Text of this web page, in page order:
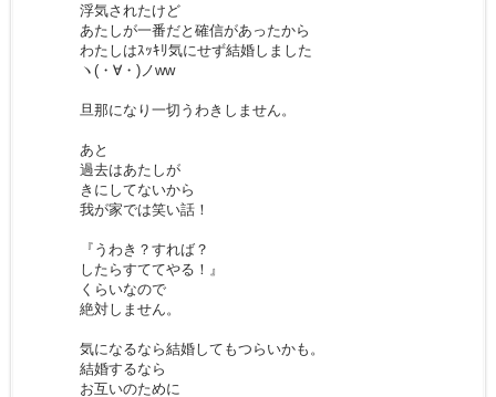
浮気されたけど
あたしが一番だと確信があったから
わたしはｽｯｷﾘ気にせず結婚しました
ヽ(・∀・)ノww
旦那になり一切うわきしません。
あと
過去はあたしが
きにしてないから
我が家では笑い話！
『うわき？すれば？
したらすててやる！』
くらいなので
絶対しません。
気になるなら結婚してもつらいかも。
結婚するなら
お互いのために